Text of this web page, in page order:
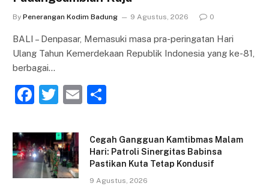
By Penerangan Kodim Badung 9 Agustus, 2026 0
BALI – Denpasar, Memasuki masa pra-peringatan Hari
Ulang Tahun Kemerdekaan Republik Indonesia yang ke-81,
berbagai…
F
c
e
b
T
itt
er
E
ai ar
e
Cegah Gangguan Kamtibmas Malam
Hari: Patroli Sinergitas Babinsa
Pastikan Kuta Tetap Kondusif
9 Agustus, 2026